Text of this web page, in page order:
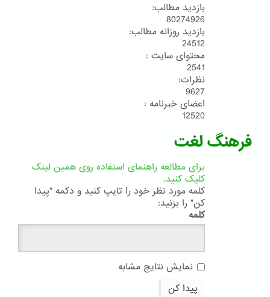
بازدید مطالب:
80274926
بازدید روزانه مطالب:
24512
محتوای سایت :
2541
نظرات:
9627
اعضای خبرنامه :
12520
فرهنگ لغت
برای مطالعه راهنمای استفاده روی همین لینک
کلیک کنید.
کلمه مورد نظر خود را تایپ کنید و دکمه "پیدا
کن" را بزنید:
کلمه
نمایش نتایج مشابه
پیدا کن